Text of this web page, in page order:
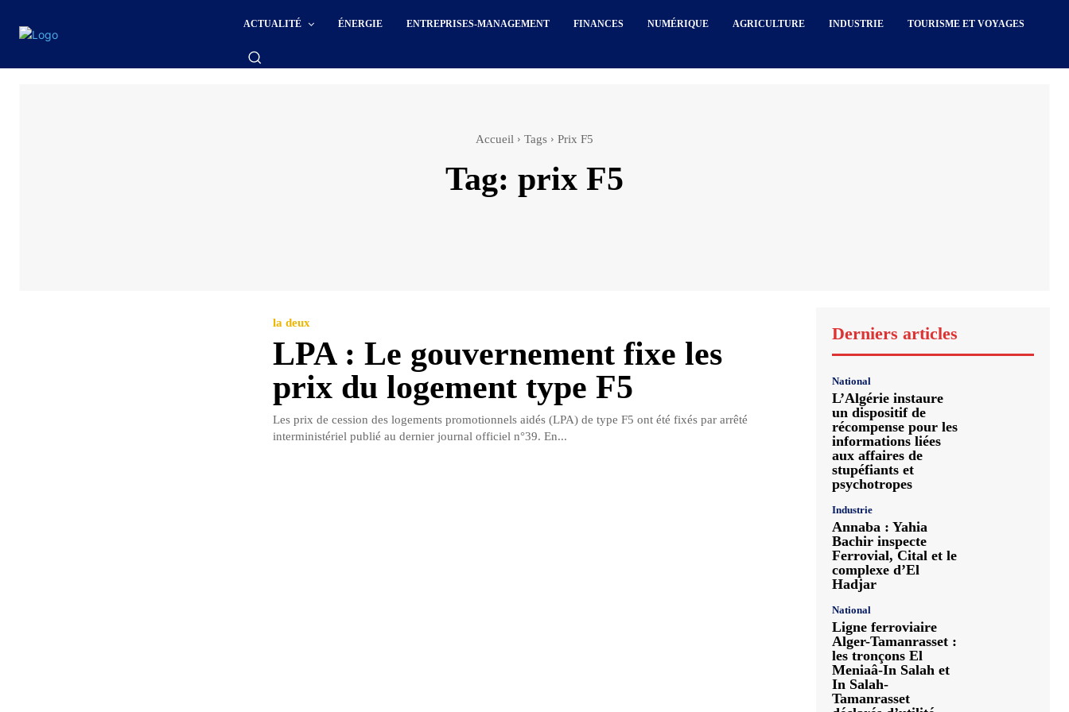
ACTUALITÉ ÉNERGIE ENTREPRISES-MANAGEMENT FINANCES NUMÉRIQUE AGRICULTURE INDUSTRIE TOURISME ET VOYAGES
Accueil Tags Prix F5
Tag: prix F5
la deux
LPA : Le gouvernement fixe les
prix du logement type F5
Les prix de cession des logements promotionnels aidés (LPA) de type F5 ont été fixés par arrêté
interministériel publié au dernier journal officiel n°39. En...
Derniers articles
National
L’Algérie instaure
un dispositif de
récompense pour les
informations liées
aux affaires de
stupéfiants et
psychotropes
Industrie
Annaba : Yahia
Bachir inspecte
Ferrovial, Cital et le
complexe d’El
Hadjar
National
Ligne ferroviaire
Alger-Tamanrasset :
les tronçons El
Meniaâ-In Salah et
In Salah-
Tamanrasset